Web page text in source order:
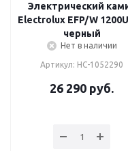
Электрический
Electrolux EFP/W
черный
Нет в наличии
Артикул: НС-1052290
26 290 руб.